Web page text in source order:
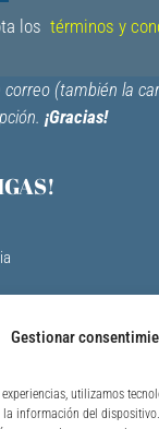
Gestionar
utilizamos
información del
los términos y
correo (también la
¡Gracias!
edad
de Alicante